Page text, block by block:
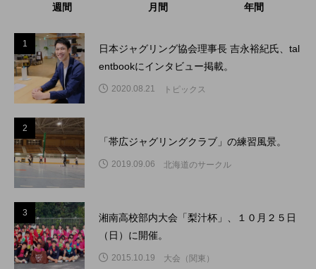
週間 月間 年間
1
日本ジャグリング協会理事長 吉永裕紀氏、tal
entbookにインタビュー掲載。
2020.08.21 トピックス
2
「帯広ジャグリングクラブ」の練習風景。
2019.09.06 北海道のサークル
3
湘南高校部内大会「梨汁杯」、１０月２５日
（日）に開催。
2015.10.19 大会（関東）